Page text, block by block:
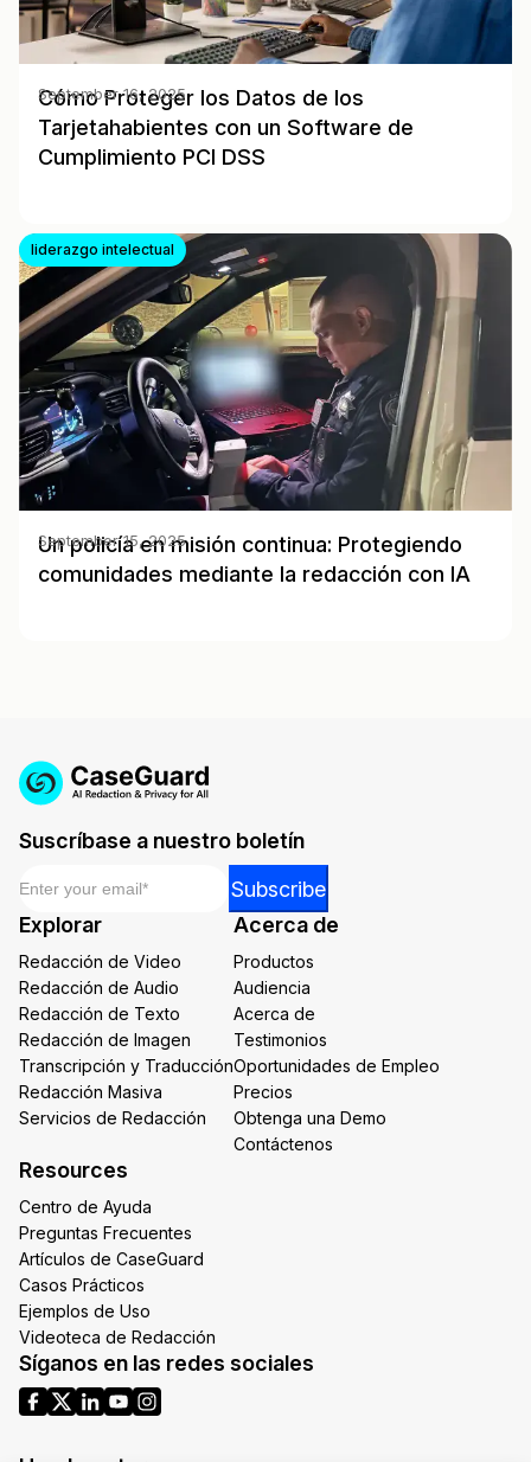
Cómo Proteger los Datos de los
Tarjetahabientes con un Software de
Cumplimiento PCI DSS
September 16, 2025
liderazgo intelectual
Un policía en misión continua: Protegiendo
comunidades mediante la redacción con IA
September 15, 2025
Suscríbase a nuestro boletín
*
Subscribe
Explorar
Redacción de Video
Redacción de Audio
Redacción de Texto
Redacción de Imagen
Transcripción y Traducción
Redacción Masiva
Servicios de Redacción
Acerca de
Productos
Audiencia
Acerca de
Testimonios
Oportunidades de Empleo
Precios
Obtenga una Demo
Contáctenos
Resources
Centro de Ayuda
Preguntas Frecuentes
Artículos de CaseGuard
Casos Prácticos
Ejemplos de Uso
Videoteca de Redacción
Síganos en las redes sociales